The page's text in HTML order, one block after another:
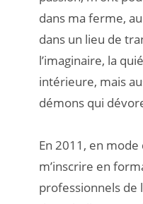
dans ma ferme,
dans un lieu de
l’imaginaire, la
intérieure, mais
démons qui
En 2011, en mode
m’inscrire en
professionnels de